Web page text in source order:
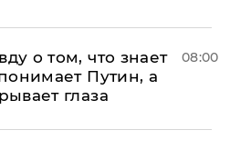
о том, что знает
Путин, а
глаза
08:00